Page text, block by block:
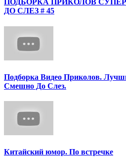
ПОДБОРКА ПРИКОЛОВ
ДО СЛЕЗ # 45
Подборка Видео Приколов.
Смешно До Слез.
Китайский юмор. По встречке